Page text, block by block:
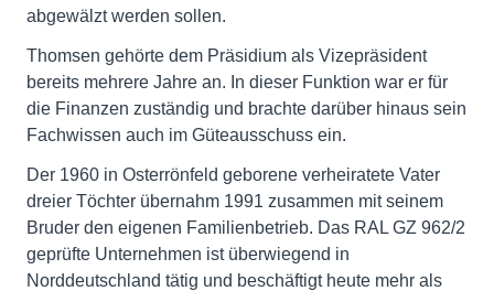
abgewälzt werden sollen.
Thomsen gehörte dem Präsidium als Vizepräsident
bereits mehrere Jahre an. In dieser Funktion war er für
die Finanzen zuständig und brachte darüber hinaus sein
Fachwissen auch im Güteausschuss ein.
Der 1960 in Osterrönfeld geborene verheiratete Vater
dreier Töchter übernahm 1991 zusammen mit seinem
Bruder den eigenen Familienbetrieb. Das RAL GZ 962/2
geprüfte Unternehmen ist überwiegend in
Norddeutschland tätig und beschäftigt heute mehr als